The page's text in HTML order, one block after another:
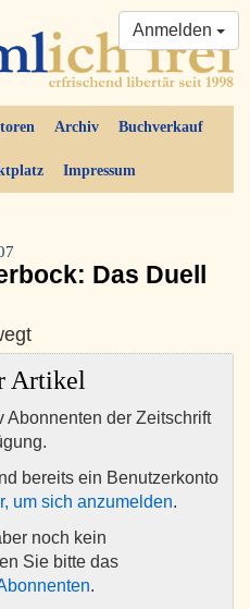
Archiv Buchverkauf
Impressum
Anmelden
Das Duell
Artikel
Abonnenten der Zeitschrift
bereits ein Benutzerkonto
um sich anzumelden.
noch kein
Sie bitte das
.